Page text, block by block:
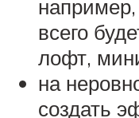
всего
лофт,
на
создать